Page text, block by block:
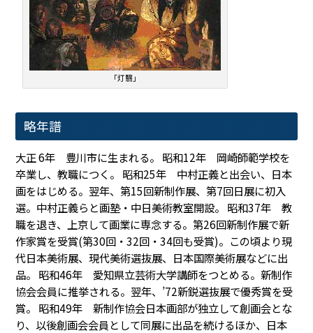
「灯翳」
略年譜
大正 6年 豊川市に生まれる。 昭和12年 岡崎師範学校を
卒業し、教職につく。 昭和25年 中村正義と出会い、日本
画をはじめる。翌年、第15回新制作展、第7回日展に初入
選。中村正義らと画塾・中日美術教室開設。 昭和37年 教
職を退き、上京して画業に専念する。第26回新制作展で新
作家賞を受賞(第30回・32回・34回も受賞)。この頃より現
代日本美術展、現代美術選抜展、日本国際美術展などに出
品。 昭和46年 愛知県立芸術大学講師をつとめる。新制作
協会会員に推挙される。翌年、’72新鋭選抜展で優秀賞を受
賞。 昭和49年 新制作協会日本画部が独立して創画会とな
り、以後創画会会員として同展に出品を続けるほか、日本